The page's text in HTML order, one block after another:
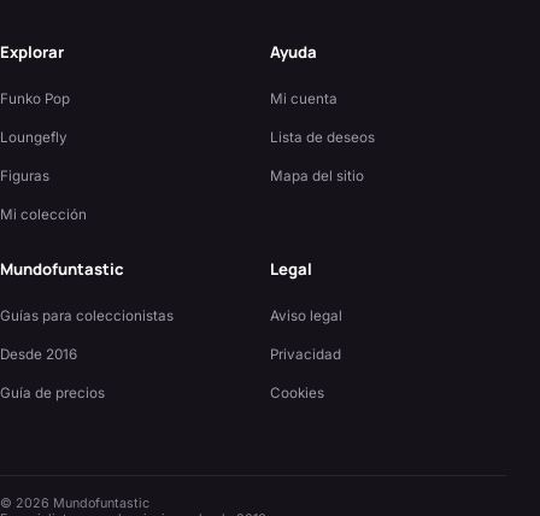
Explorar
Funko Pop
Loungefly
Figuras
Mi colección
Ayuda
Mi cuenta
Lista de deseos
Mapa del sitio
Mundofuntastic
Guías para coleccionistas
Desde 2016
Guía de precios
Legal
Aviso legal
Privacidad
Cookies
© 2026 Mundofuntastic